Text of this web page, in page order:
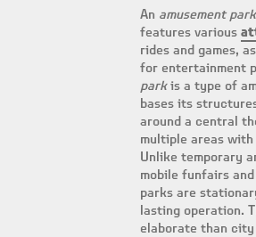
An amusement park
features various
rides and games,
for entertainment
parkis a type of
bases its
around a central
multiple areas
Unlike temporary
mobile funfairs
parks are
lasting operation.
elaborate than city